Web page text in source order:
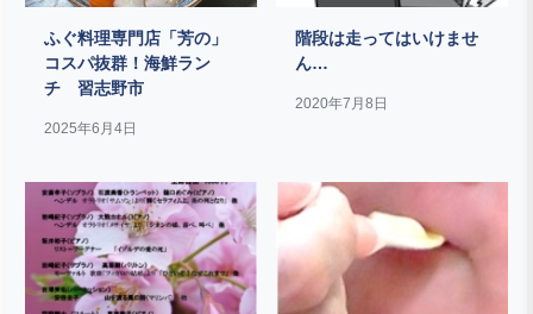
ふぐ料理専門店「芳の」
コスパ抜群！海鮮ラン
チ 習志野市
2025年6月4日
階段は走ってはいけませ
ん…
2020年7月8日